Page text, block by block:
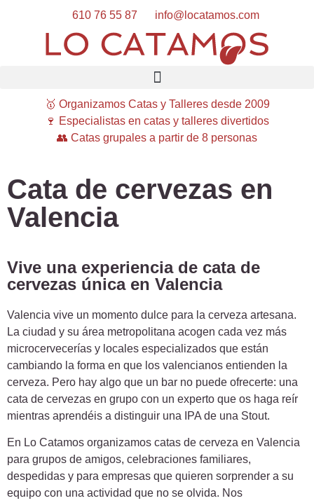
610 76 55 87 info@locatamos.com
🥇 Organizamos Catas y Talleres desde 2009
🍷 Especialistas en catas y talleres divertidos
👥 Catas grupales a partir de 8 personas
Cata de cervezas en
Valencia
Vive una experiencia de cata de
cervezas única en Valencia
Valencia vive un momento dulce para la cerveza artesana.
La ciudad y su área metropolitana acogen cada vez más
microcervecerías y locales especializados que están
cambiando la forma en que los valencianos entienden la
cerveza. Pero hay algo que un bar no puede ofrecerte: una
cata de cervezas en grupo con un experto que os haga reír
mientras aprendéis a distinguir una IPA de una Stout.
En Lo Catamos organizamos catas de cerveza en Valencia
para grupos de amigos, celebraciones familiares,
despedidas y para empresas que quieren sorprender a su
equipo con una actividad que no se olvida. Nos